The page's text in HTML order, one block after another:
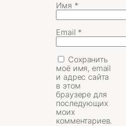
Имя *
Email *
Сохранить
моё имя, email
и адрес сайта
в этом
браузере для
последующих
моих
комментариев.